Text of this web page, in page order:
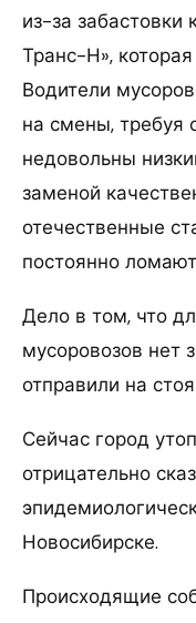
из-за
Транс-Н»,
Водители
на смены, требуя
недовольны
заменой
отечественные
постоянно
Дело в том, что
мусоровозов нет
отправили на
Сейчас город
отрицательно
Новосибирске.
Происходящие